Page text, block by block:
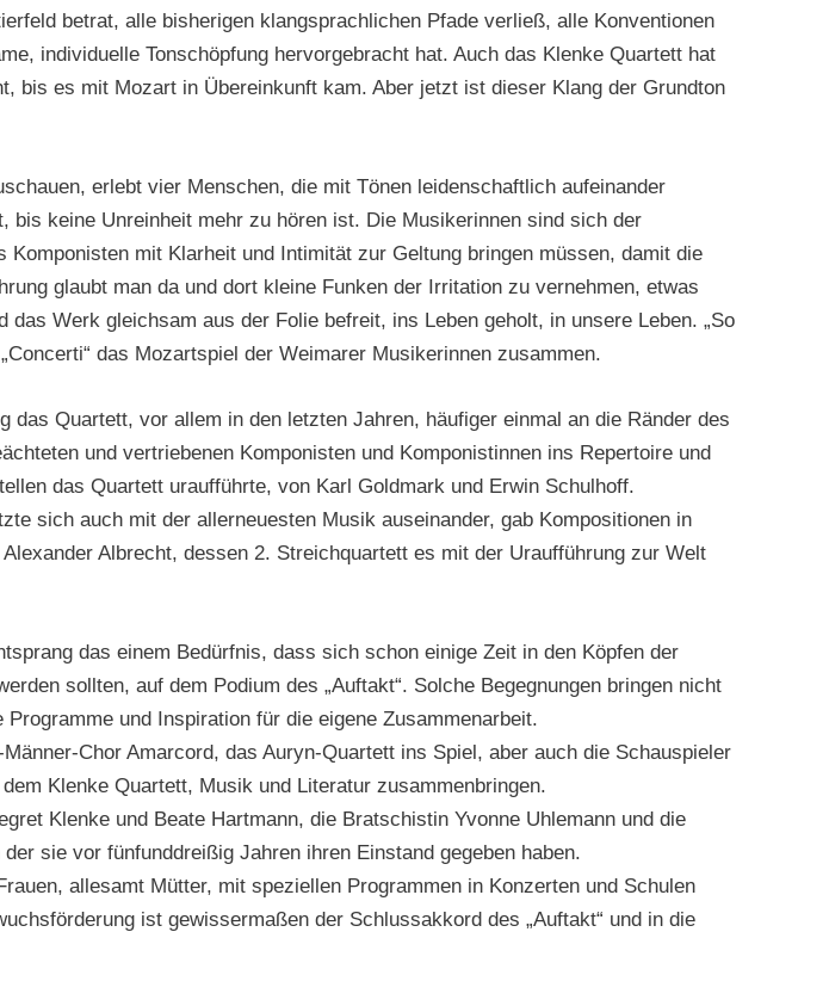
betrat, alle bisherigen klangsprachlichen Pfade verließ, alle Konventionen
individuelle Tonschöpfung hervorgebracht hat. Auch das Klenke Quartett hat
bis es mit Mozart in Übereinkunft kam. Aber jetzt ist dieser Klang der Grundton
erlebt vier Menschen, die mit Tönen leidenschaftlich aufeinander
bis keine Unreinheit mehr zu hören ist. Die Musikerinnen sind sich der
mit Klarheit und Intimität zur Geltung bringen müssen, damit die
glaubt man da und dort kleine Funken der Irritation zu vernehmen, etwas
Werk gleichsam aus der Folie befreit, ins Leben geholt, in unsere Leben. „So
das Mozartspiel der Weimarer Musikerinnen zusammen.
Quartett, vor allem in den letzten Jahren, häufiger einmal an die Ränder des
und vertriebenen Komponisten und Komponistinnen ins Repertoire und
das Quartett uraufführte, von Karl Goldmark und Erwin Schulhoff.
sich auch mit der allerneuesten Musik auseinander, gab Kompositionen in
Albrecht, dessen 2. Streichquartett es mit der Uraufführung zur Welt
das einem Bedürfnis, dass sich schon einige Zeit in den Köpfen der
sollten, auf dem Podium des „Auftakt“. Solche Begegnungen bringen nicht
und Inspiration für die eigene Zusammenarbeit.
Chor Amarcord, das Auryn-Quartett ins Spiel, aber auch die Schauspieler
Klenke Quartett, Musik und Literatur zusammenbringen.
Klenke und Beate Hartmann, die Bratschistin Yvonne Uhlemann und die
sie vor fünfunddreißig Jahren ihren Einstand gegeben haben.
allesamt Mütter, mit speziellen Programmen in Konzerten und Schulen
ist gewissermaßen der Schlussakkord des „Auftakt“ und in die